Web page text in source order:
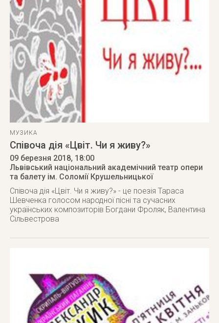
МУЗИКА
Співоча дія «Цвіт. Чи я живу?»
09 березня 2018, 18:00
Львівський національний академічний театр опери
та балету ім. Соломії Крушельницької
Співоча дія «Цвіт. Чи я живу?» - це поезія Тараса
Шевченка голосом народної пісні та сучасних
українських композиторів Богдани Фроляк, Валентина
Сільвестрова